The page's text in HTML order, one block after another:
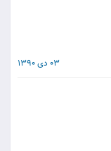
03 دی 1390